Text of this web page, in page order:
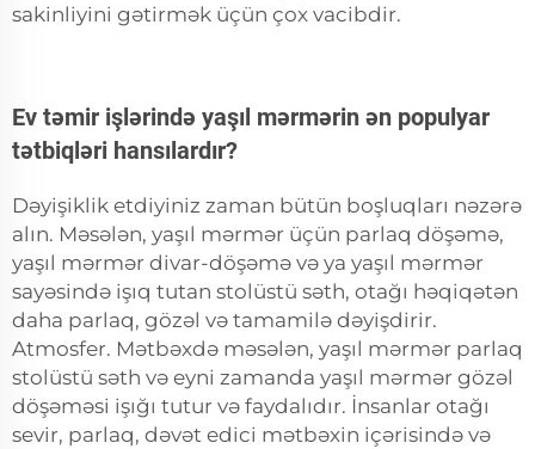
sakinliyini gətirmək üçün çox vacibdir.
Ev təmir işlərində yaşıl mərmərin ən populyar
tətbiqləri hansılardır?
Dəyişiklik etdiyiniz zaman bütün boşluqları nəzərə
alın. Məsələn, yaşıl mərmər üçün parlaq döşəmə,
yaşıl mərmər divar-döşəmə və ya yaşıl mərmər
sayəsində işıq tutan stolüstü səth, otağı həqiqətən
daha parlaq, gözəl və tamamilə dəyişdirir.
Atmosfer. Mətbəxdə məsələn, yaşıl mərmər parlaq
stolüstü səth və eyni zamanda yaşıl mərmər gözəl
döşəməsi işığı tutur və faydalıdır. İnsanlar otağı
sevir, parlaq, dəvət edici mətbəxin içərisində və